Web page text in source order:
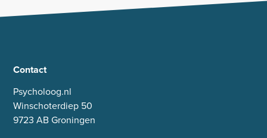
Contact
Psycholoog.nl
Winschoterdiep 50
9723 AB Groningen